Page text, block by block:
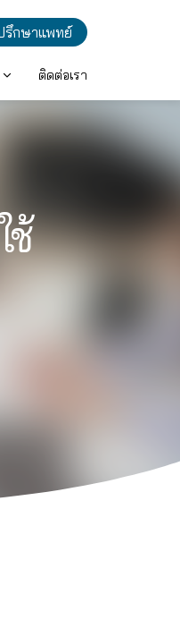
รึกษาแพทย์
ติดต่อเรา
ช้